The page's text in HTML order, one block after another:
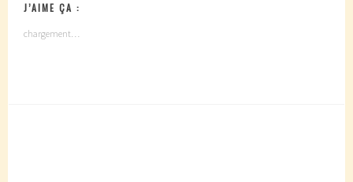
J’AIME ÇA :
chargement…